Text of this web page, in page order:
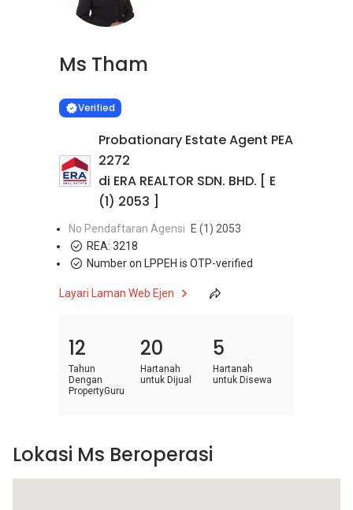
Ms Tham
VERIFIED
Verified
Probationary Estate Agent PEA
2272
di ERA REALTOR SDN. BHD. [ E
(1) 2053 ]
No Pendaftaran Agensi
E (1) 2053
REA: 3218
Number on LPPEH is OTP-verified
Layari Laman Web Ejen
12
Tahun
Dengan
PropertyGuru
20
Hartanah
untuk Dijual
5
Hartanah
untuk Disewa
Lokasi Ms Beroperasi
Learn more